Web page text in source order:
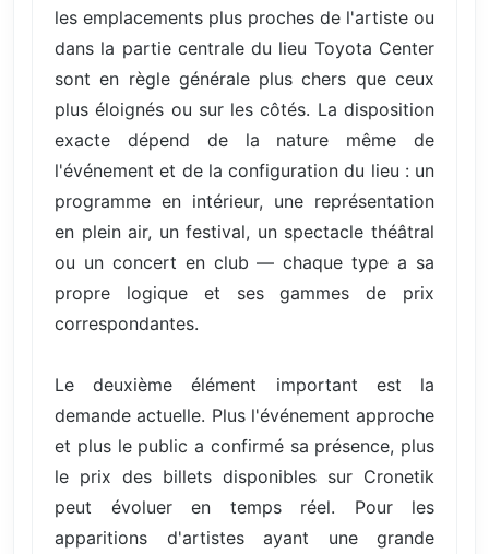
les emplacements plus proches de l'artiste ou
dans la partie centrale du lieu Toyota Center
sont en règle générale plus chers que ceux
plus éloignés ou sur les côtés. La disposition
exacte dépend de la nature même de
l'événement et de la configuration du lieu : un
programme en intérieur, une représentation
en plein air, un festival, un spectacle théâtral
ou un concert en club — chaque type a sa
propre logique et ses gammes de prix
correspondantes.
Le deuxième élément important est la
demande actuelle. Plus l'événement approche
et plus le public a confirmé sa présence, plus
le prix des billets disponibles sur Cronetik
peut évoluer en temps réel. Pour les
apparitions d'artistes ayant une grande